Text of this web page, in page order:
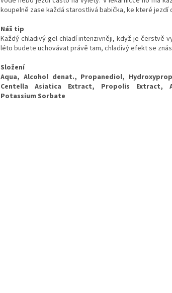
koupelně zase každá starostlivá babička, ke které jezdí
Náš tip
Každý chladivý gel chladí intenzivněji, když je čerstvě
léto budete uchovávat právě tam, chladivý efekt se
Složení
Aqua, Alcohol denat., Propanediol,
Centella Asiatica Extract, Propolis Extract,
Potassium Sorbate